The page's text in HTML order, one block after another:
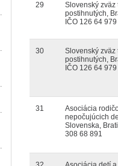
29
Slovenský zväz
postihnutých,
IČO 126 64 979
30
Slovenský zväz
postihnutých,
IČO 126 64 979
31
Asociácia
nepočujúcich
Slovenska,
308 68 891